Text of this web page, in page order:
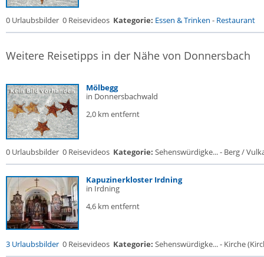
0 Urlaubsbilder 0 Reisevideos Kategorie: Essen & Trinken - Restaurant
Weitere Reisetipps in der Nähe von Donnersbach
Mölbegg
in Donnersbachwald
2,0 km entfernt
0 Urlaubsbilder 0 Reisevideos Kategorie: Sehenswürdigke... - Berg /
Kapuzinerkloster Irdning
in Irdning
4,6 km entfernt
3 Urlaubsbilder 0 Reisevideos Kategorie: Sehenswürdigke... - Kirche